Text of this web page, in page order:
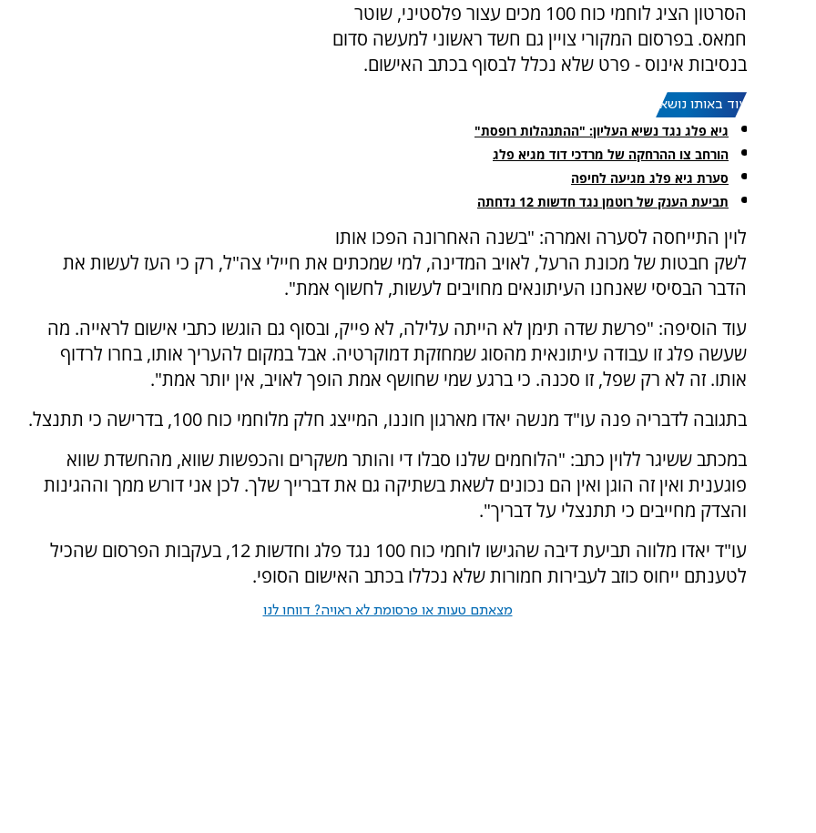
הסרטון הציג לוחמי כוח 100 מכים עצור פלסטיני, שוטר
חמאס. בפרסום המקורי צויין גם חשד ראשוני למעשה סדום
בנסיבות אינוס - פרט שלא נכלל לבסוף בכתב האישום.
עוד באותו נושא:
גיא פלג נגד נשיא העליון: "ההתנהלות רופסת"
הורחב צו ההרחקה של מרדכי דוד מגיא פלג
סערת גיא פלג מגיעה לחיפה
תביעת הענק של רוטמן נגד חדשות 12 נדחתה
לוין התייחסה לסערה ואמרה: "בשנה האחרונה הפכו אותו
לשק חבטות של מכונת הרעל, לאויב המדינה, למי שמכתים את חיילי צה"ל, רק כי העז לעשות את
הדבר הבסיסי שאנחנו העיתונאים מחויבים לעשות, לחשוף אמת".
עוד הוסיפה: "פרשת שדה תימן לא הייתה עלילה, לא פייק, ובסוף גם הוגשו כתבי אישום לראייה. מה
שעשה פלג זו עבודה עיתונאית מהסוג שמחזקת דמוקרטיה. אבל במקום להעריך אותו, בחרו לרדוף
אותו. זה לא רק שפל, זו סכנה. כי ברגע שמי שחושף אמת הופך לאויב, אין יותר אמת".
בתגובה לדבריה פנה עו"ד מנשה יאדו מארגון חוננו, המייצג חלק מלוחמי כוח 100, בדרישה כי תתנצל.
במכתב ששיגר ללוין כתב: "הלוחמים שלנו סבלו די והותר משקרים והכפשות שווא, מהחשדת שווא
פוגענית ואין זה הוגן ואין הם נכונים לשאת בשתיקה גם את דברייך שלך. לכן אני דורש ממך וההגינות
והצדק מחייבים כי תתנצלי על דבריך".
עו"ד יאדו מלווה תביעת דיבה שהגישו לוחמי כוח 100 נגד פלג וחדשות 12, בעקבות הפרסום שהכיל
לטענתם ייחוס כוזב לעבירות חמורות שלא נכללו בכתב האישום הסופי.
מצאתם טעות או פרסומת לא ראויה? דווחו לנו